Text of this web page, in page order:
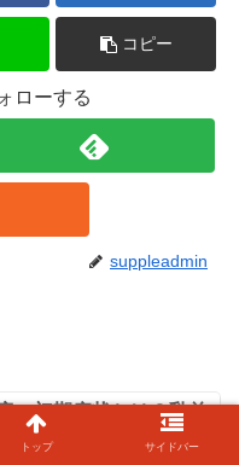
コピー
ローする
suppleadmin
の初期症状とは？乳首
こりが出る仕組み
トップ サイドバー